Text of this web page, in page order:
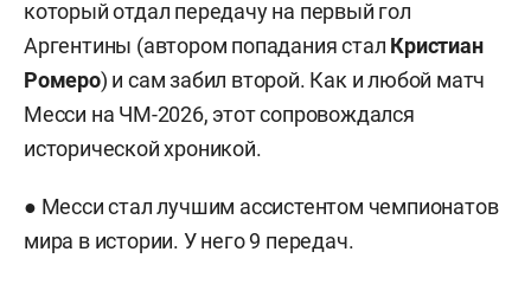
который отдал передачу на первый гол
Аргентины (автором попадания стал Кристиан
Ромеро) и сам забил второй. Как и любой матч
Месси на ЧМ-2026, этот сопровождался
исторической хроникой.
● Месси стал лучшим ассистентом чемпионатов
мира в истории. У него 9 передач.